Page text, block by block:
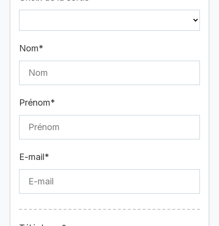
Nom*
Prénom*
E-mail*